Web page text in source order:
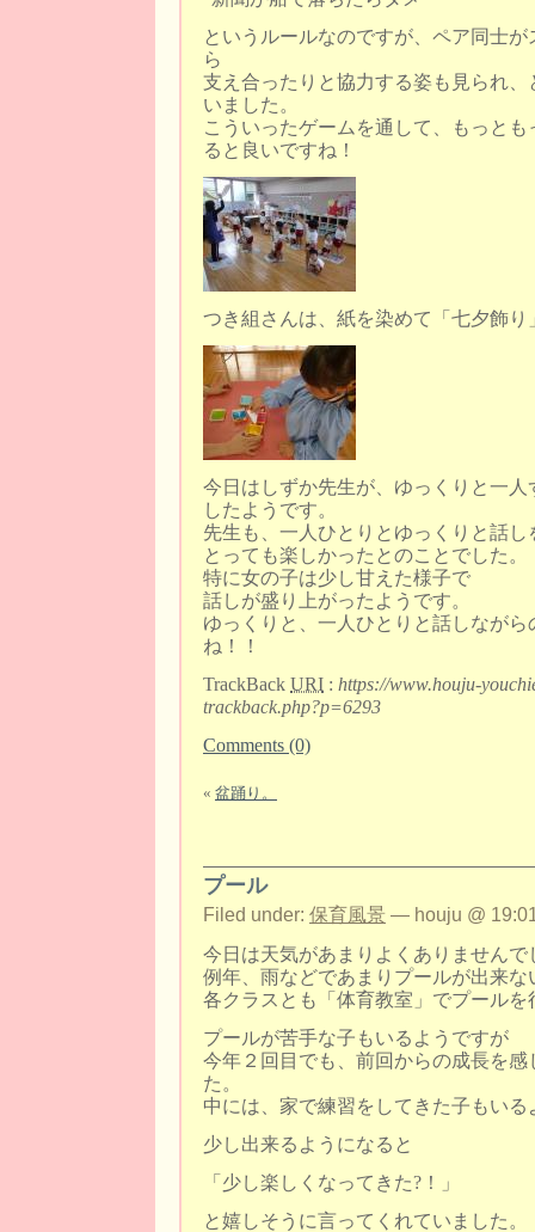
というルールなのですが、ペア同士
ら
支え合ったりと協力する姿も見られ
いました。
こういったゲームを通して、もっと
ると良いですね！
つき組さんは、紙を染めて「七夕飾
今日はしずか先生が、ゆっくりと一
したようです。
先生も、一人ひとりとゆっくりと話
とっても楽しかったとのことでした。
特に女の子は少し甘えた様子で
話しが盛り上がったようです。
ゆっくりと、一人ひとりと話しなが
ね！！
TrackBack URI : https://www.houju-
trackback.php?p=6293
Comments (0)
« 盆踊り。
プール
Filed under: 保育風景 — houju @
今日は天気があまりよくありませんで
例年、雨などであまりプールが出来な
各クラスとも「体育教室」でプールを
プールが苦手な子もいるようですが
今年２回目でも、前回からの成長を
た。
中には、家で練習をしてきた子もいる
少し出来るようになると
「少し楽しくなってきた?！」
と嬉しそうに言ってくれていました。